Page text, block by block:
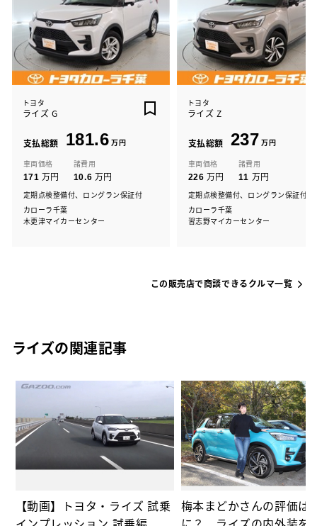
トヨタ
ライズ G
支払総額 181.6 万円
車両価格
171 万円
諸費用
10.6 万円
定期点検整備付、ロングラン保証付
カローラ千葉
木更津マイカーセンター
トヨタ
ライズ Z
支払総額 237 万円
車両価格
226 万円
諸費用
11 万円
定期点検整備付、ロングラン保証付
カローラ千葉
習志野マイカーセンター
この販売店で商談できるクルマ一覧
ライズの関連記事
【動画】トヨタ・ライズ 試乗
梅本まどかさんの評価は